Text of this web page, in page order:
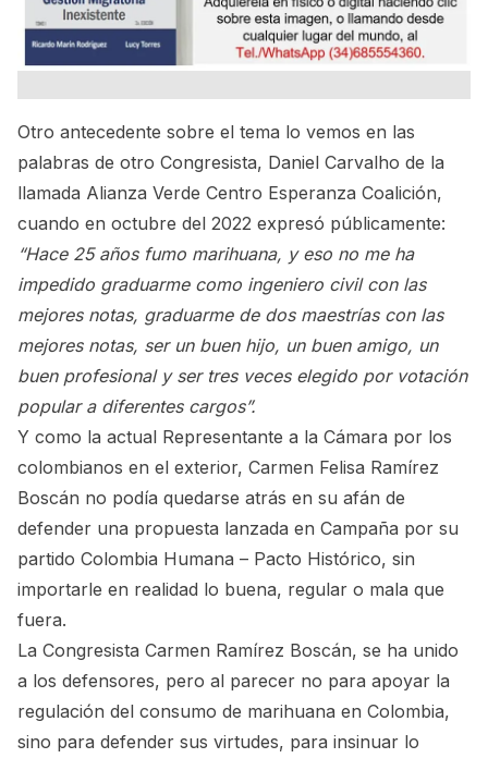
Otro antecedente sobre el tema lo vemos en las
palabras de otro Congresista, Daniel Carvalho de la
llamada Alianza Verde Centro Esperanza Coalición,
cuando en octubre del 2022 expresó públicamente:
“Hace 25 años fumo marihuana, y eso no me ha
impedido graduarme como ingeniero civil con las
mejores notas, graduarme de dos maestrías con las
mejores notas, ser un buen hijo, un buen amigo, un
buen profesional y ser tres veces elegido por votación
popular a diferentes cargos”.
Y como la actual Representante a la Cámara por los
colombianos en el exterior, Carmen Felisa Ramírez
Boscán no podía quedarse atrás en su afán de
defender una propuesta lanzada en Campaña por su
partido Colombia Humana – Pacto Histórico, sin
importarle en realidad lo buena, regular o mala que
fuera.
La Congresista Carmen Ramírez Boscán, se ha unido
a los defensores, pero al parecer no para apoyar la
regulación del consumo de marihuana en Colombia,
sino para defender sus virtudes, para insinuar lo